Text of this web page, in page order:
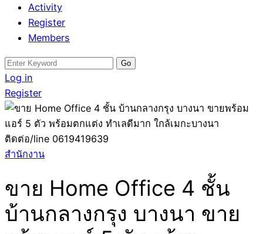
Activity
Register
Members
Search
for:
Log in
Register
สำนักงาน
ขาย Home Office 4 ชั้น
บ้านกลางกรุง บางนา ขาย